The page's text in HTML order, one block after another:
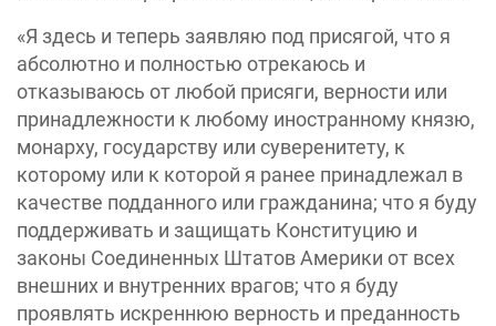
«Я здесь и теперь заявляю под присягой, что я
абсолютно и полностью отрекаюсь и
отказываюсь от любой присяги, верности или
принадлежности к любому иностранному князю,
монарху, государству или суверенитету, к
которому или к которой я ранее принадлежал в
качестве подданного или гражданина; что я буду
поддерживать и защищать Конституцию и
законы Соединенных Штатов Америки от всех
внешних и внутренних врагов; что я буду
проявлять искреннюю верность и преданность